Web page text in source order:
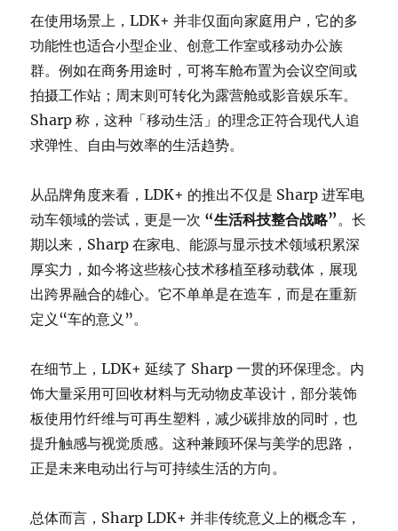
在使用场景上，LDK+ 并非仅面向家庭用户，它的多
功能性也适合小型企业、创意工作室或移动办公族
群。例如在商务用途时，可将车舱布置为会议空间或
拍摄工作站；周末则可转化为露营舱或影音娱乐车。
Sharp 称，这种「移动生活」的理念正符合现代人追
求弹性、自由与效率的生活趋势。
从品牌角度来看，LDK+ 的推出不仅是 Sharp 进军电
动车领域的尝试，更是一次 “生活科技整合战略” 。长
期以来，Sharp 在家电、能源与显示技术领域积累深
厚实力，如今将这些核心技术移植至移动载体，展现
出跨界融合的雄心。它不单单是在造车，而是在重新
定义“车的意义”。
在细节上，LDK+ 延续了 Sharp 一贯的环保理念。内
饰大量采用可回收材料与无动物皮革设计，部分装饰
板使用竹纤维与可再生塑料，减少碳排放的同时，也
提升触感与视觉质感。这种兼顾环保与美学的思路，
正是未来电动出行与可持续生活的方向。
总体而言，Sharp LDK+ 并非传统意义上的概念车，